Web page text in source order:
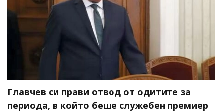
Главчев си прави отвод от одитите за
периода, в който беше служебен премиер